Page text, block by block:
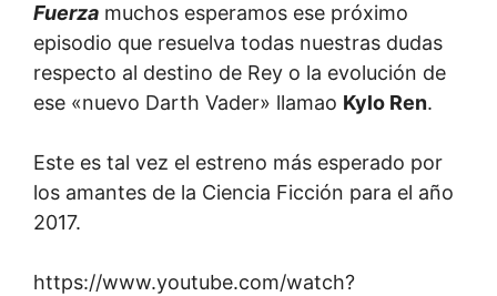
Fuerza muchos esperamos ese próximo
episodio que resuelva todas nuestras dudas
respecto al destino de Rey o la evolución de
ese «nuevo Darth Vader» llamao Kylo Ren.
Este es tal vez el estreno más esperado por
los amantes de la Ciencia Ficción para el año
2017.
https://www.youtube.com/watch?